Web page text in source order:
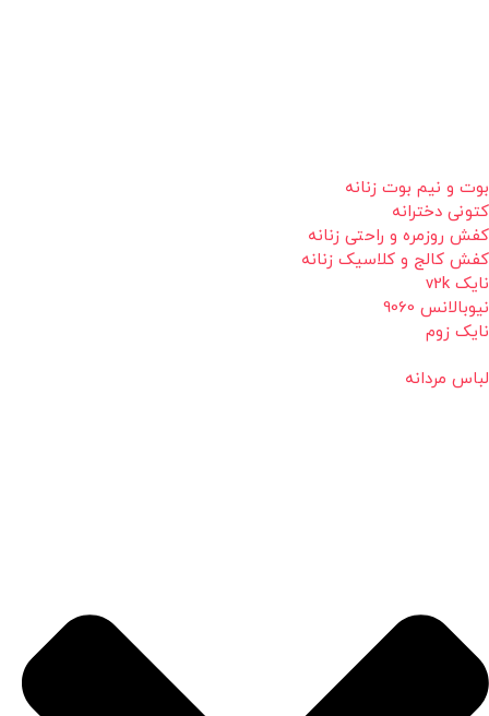
بوت و نیم بوت زنانه
کتونی دخترانه
کفش روزمره و راحتی زنانه
کفش کالج و کلاسیک زنانه
نایک v2k
نیوبالانس 9060
نایک زوم
لباس مردانه